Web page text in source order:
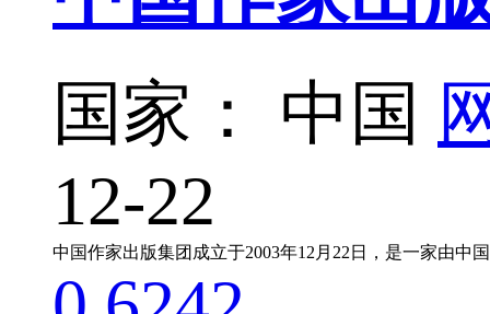
国家： 中国
12-22